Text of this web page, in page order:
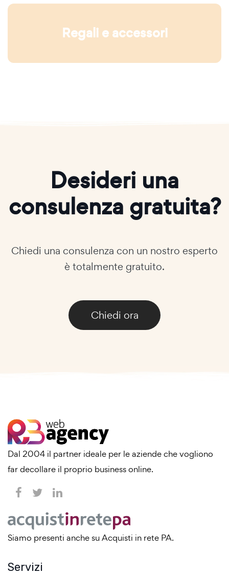
Regali e accessori
Desideri una
consulenza gratuita?
Chiedi una consulenza con un nostro esperto
è totalmente gratuito.
Chiedi ora
Dal 2004 il partner ideale per le aziende che vogliono
far decollare il proprio business online.
Siamo presenti anche su Acquisti in rete PA.
Servizi